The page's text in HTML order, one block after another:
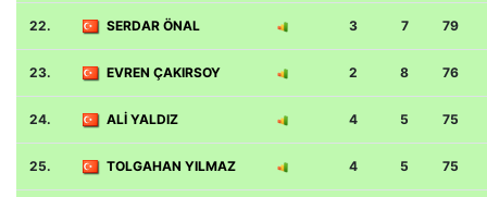
22. SERDAR ÖNAL 3 7 79
23. EVREN ÇAKIRSOY 2 8 76
24. ALİ YALDIZ 4 5 75
25. TOLGAHAN YILMAZ 4 5 75